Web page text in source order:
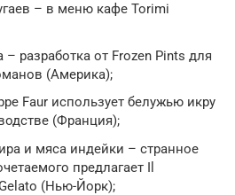
– в меню кафе Torimi
разработка от Frozen Pints для
(Америка);
Faur использует белужью икру
(Франция);
и мяса индейки – странное
предлагает Il
(Нью-Йорк);